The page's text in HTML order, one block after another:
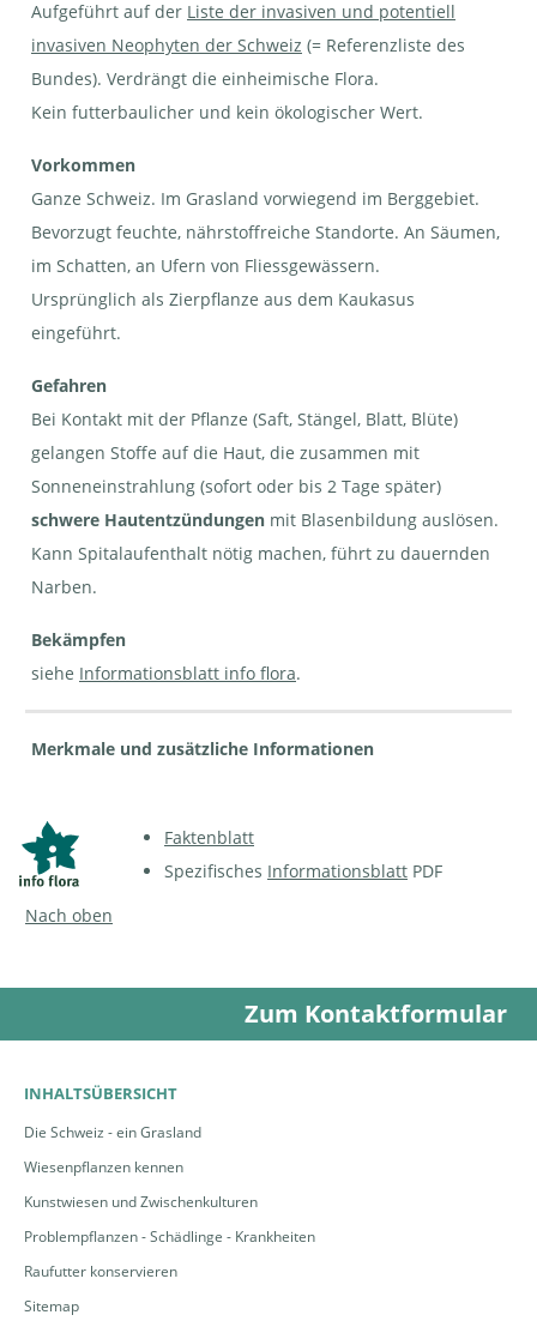
info flora, Ch.Bornand
Stängel mit jungem
E.Jörg
mantegazzianum.
E.Jörg
Riesen-Bärenklau -
mantegazzianum | ©
Riesen-Bärenklau -
mantegazzianum.
info flora, F.Alsaker
Riesen-
Bärenklau -
Heracleum
Aufgeführt auf der Liste der invasiven und potentiell
invasiven Neophyten der Schweiz (= Referenzliste des
Bundes). Verdrängt die einheimische Flora.
Kein futterbaulicher und kein ökologischer Wert.
Vorkommen
Ganze Schweiz. Im Grasland vorwiegend im Berggebiet.
Bevorzugt feuchte, nährstoffreiche Standorte. An Säumen,
im Schatten, an Ufern von Fliessgewässern.
Ursprünglich als Zierpflanze aus dem Kaukasus
eingeführt.
Gefahren
Bei Kontakt mit der Pflanze (Saft, Stängel, Blatt, Blüte)
gelangen Stoffe auf die Haut, die zusammen mit
Sonneneinstrahlung (sofort oder bis 2 Tage später)
schwere Hautentzündungen mit Blasenbildung auslösen.
Kann Spitalaufenthalt nötig machen, führt zu dauernden
Narben.
Bekämpfen
siehe Informationsblatt info flora.
Merkmale und zusätzliche Informationen
Faktenblatt
Spezifisches Informationsblatt PDF
Nach oben
Zum Kontaktformular
INHALTSÜBERSICHT
Die Schweiz - ein Grasland
Wiesenpflanzen kennen
Kunstwiesen und Zwischenkulturen
Problempflanzen - Schädlinge - Krankheiten
Raufutter konservieren
Sitemap